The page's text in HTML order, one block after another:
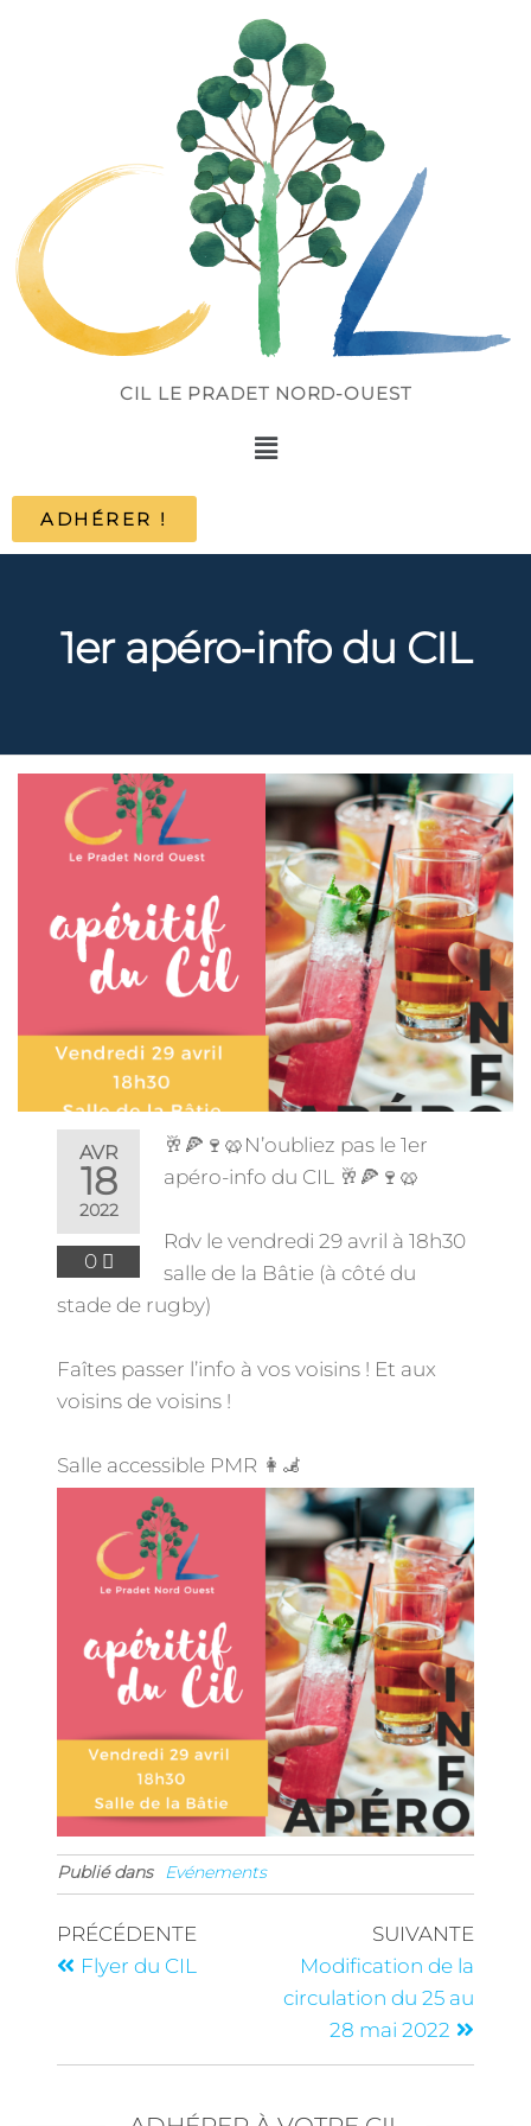
CIL LE PRADET NORD-OUEST
ADHÉRER !
1er apéro-info du CIL
AVR
18
2022
0
🥂🍕🍷🥨N’oubliez pas le 1er
apéro-info du CIL 🥂🍕🍷🥨
Rdv le vendredi 29 avril à 18h30
salle de la Bâtie (à côté du
stade de rugby)
Faîtes passer l’info à vos voisins ! Et aux
voisins de voisins !
Salle accessible PMR 👩‍🦼
Publié dans Evénements
PRÉCÉDENTE
Flyer du CIL
SUIVANTE
Modification de la
circulation du 25 au
28 mai 2022